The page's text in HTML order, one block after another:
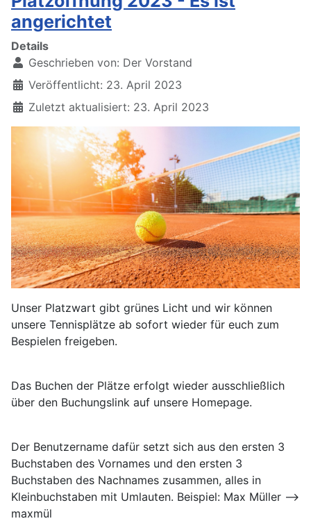
angerichtet
Details
Geschrieben von: Der Vorstand
Veröffentlicht: 23. April 2023
Zuletzt aktualisiert: 23. April 2023
Unser Platzwart gibt grünes Licht und wir können
unsere Tennisplätze ab sofort wieder für euch zum
Bespielen freigeben.
Das Buchen der Plätze erfolgt wieder ausschließlich
über den Buchungslink auf unsere Homepage.
Der Benutzername dafür setzt sich aus den ersten 3
Buchstaben des Vornames und den ersten 3
Buchstaben des Nachnames zusammen, alles in
Kleinbuchstaben mit Umlauten. Beispiel: Max Müller -->
maxmül